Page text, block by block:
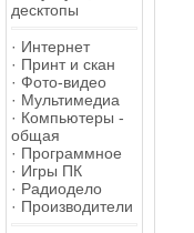
десктопы
· Интернет
· Принт и скан
· Фото-видео
· Мультимедиа
· Компьютеры -
общая
· Программное
· Игры ПК
· Радиодело
· Производители